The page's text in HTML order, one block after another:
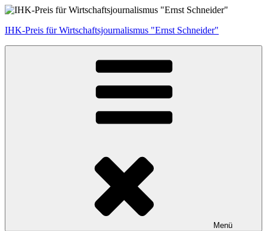
Zum
springen
IHK-Preis für Wirtschaftsjournalismus "Ernst Schneider"
Menü